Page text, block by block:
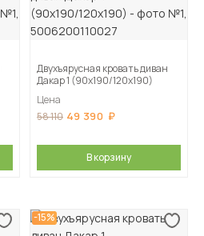
Двухъярусная кровать диван
Дакар 1 (90х190/120х190)
Цена
58 110 49 390
В корзину
-15%